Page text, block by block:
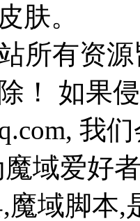
肤。
所有资
！ 如果
我
域爱好
魔域脚本